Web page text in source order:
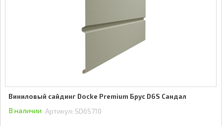
Виниловый сайдинг Docke Premium Брус D6S Сандал
В наличии Артикул: SD6S710